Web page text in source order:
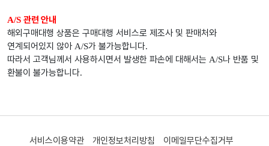
A/S 관련 안내
해외구매대행 상품은 구매대행 서비스로 제조사 및 판매처와
연계되어있지 않아A/S가 불가능합니다.
따라서 고객님께서 사용하시면서 발생한 파손에 대해서는 A/S나 반품 및
환불이 불가능합니다.
서비스이용약관 개인정보처리방침 이메일무단수집거부